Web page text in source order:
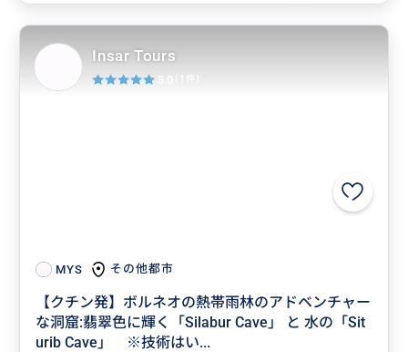
MYS その他都市
【クチン発】ボルネオの熱帯雨林のアドベンチャー
な洞窟:翡翠色に輝く「Silabur Cave」 と 水の「Sit
urib Cave」 ※技術はい...
Insar Tours
5.0 (1件)